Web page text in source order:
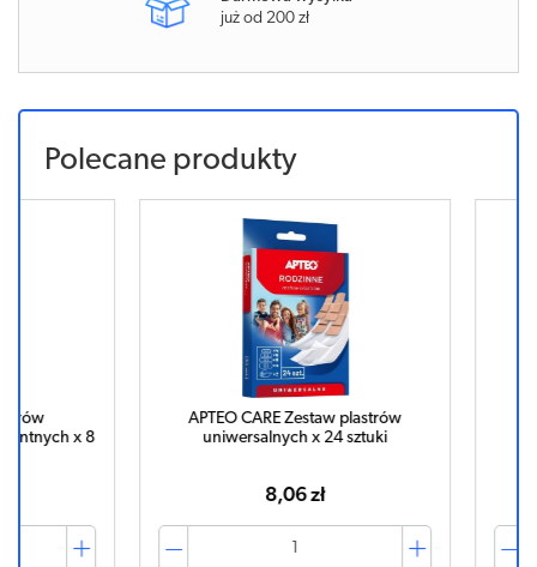
już od 200 zł
Polecane produkty
x 8
APTEO CARE Zestaw plastrów
uniwersalnych x 24 sztuki
8,06 zł